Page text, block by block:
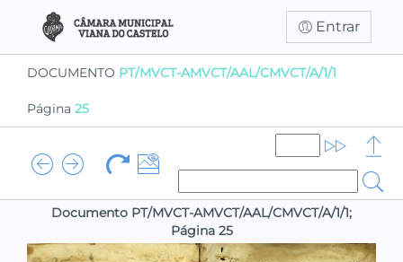
Entrar
DOCUMENTO PT/MVCT-AMVCT/AAL/CMVCT/A/1/1
Página 25
Documento PT/MVCT-AMVCT/AAL/CMVCT/A/1/1;
Página 25